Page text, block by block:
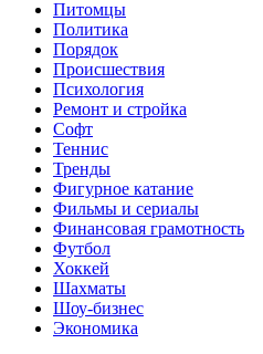
Питомцы
Политика
Порядок
Происшествия
Психология
Ремонт и стройка
Софт
Теннис
Тренды
Фигурное катание
Фильмы и сериалы
Финансовая грамотность
Футбол
Хоккей
Шахматы
Шоу-бизнес
Экономика